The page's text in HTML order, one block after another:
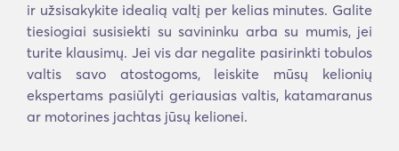
ir užsisakykite idealią valtį per kelias minutes. Galite
tiesiogiai susisiekti su savininku arba su mumis, jei
turite klausimų. Jei vis dar negalite pasirinkti tobulos
valtis savo atostogoms, leiskite mūsų kelionių
ekspertams pasiūlyti geriausias valtis, katamaranus
ar motorines jachtas jūsų kelionei.